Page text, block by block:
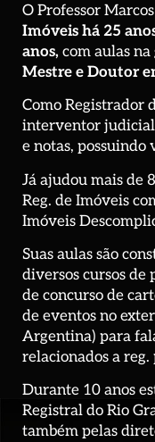
O Professor
Imóveis há 25
anos, com aulas
Mestre e Doutor
Como Registrador
interventor judicial
e notas, possuindo
Já ajudou mais de
Reg. de Imóveis
Imóveis
Suas aulas são
diversos cursos de
de concurso de
de eventos no
Argentina) para
relacionados a reg.
Durante 10 anos
Registral do Rio
também pelas